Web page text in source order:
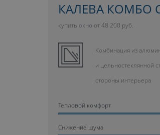
КАЛЕВА КОМБО
купить окно от 48 200 руб.
Комбинация из
и цельностеклянной
стороны интерьера
Тепловой комфорт
Cнижение шума